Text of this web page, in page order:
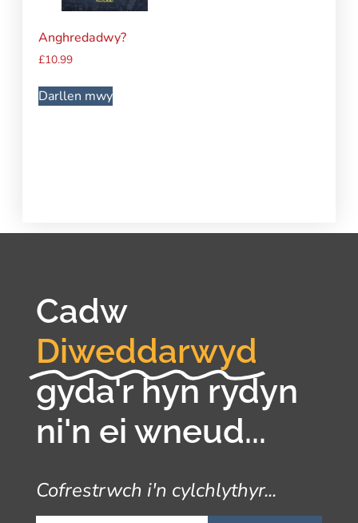
Anghredadwy?
£10.99
Darllen mwy
Cadw
Diweddarwyd
gyda'r hyn rydyn
ni'n ei wneud...
Cofrestrwch i'n cylchlythyr...